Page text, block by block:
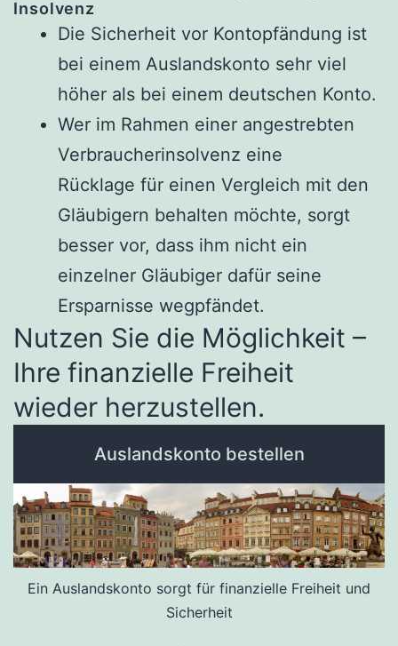
Insolvenz
Die Sicherheit vor Kontopfändung ist
bei einem Auslandskonto sehr viel
höher als bei einem deutschen Konto.
Wer im Rahmen einer angestrebten
Verbraucherinsolvenz eine
Rücklage für einen Vergleich mit den
Gläubigern behalten möchte, sorgt
besser vor, dass ihm nicht ein
einzelner Gläubiger dafür seine
Ersparnisse wegpfändet.
Nutzen Sie die Möglichkeit –
Ihre finanzielle Freiheit
wieder herzustellen.
Auslandskonto bestellen
Ein Auslandskonto sorgt für finanzielle Freiheit und
Sicherheit